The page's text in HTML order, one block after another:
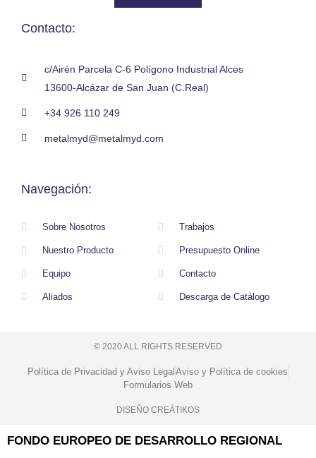
Contacto:
c/Airén Parcela C-6 Polígono Industrial Alces
13600-Alcázar de San Juan (C.Real)
+34 926 110 249
metalmyd@metalmyd.com
Navegación:
Sobre Nosotros
Nuestro Producto
Equipo
Aliados
Trabajos
Presupuesto Online
Contacto
Descarga de Catálogo
© 2020 ALL RIGHTS RESERVED​
Política de Privacidad y Aviso Legal Aviso y Política de cookies
Formularios Web
DISEÑO CREÁTIKOS
FONDO EUROPEO DE DESARROLLO REGIONAL